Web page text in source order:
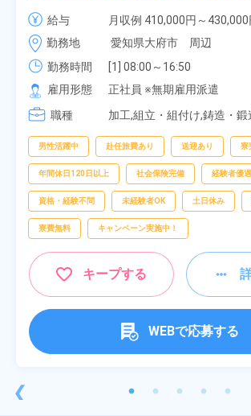
❮
給・業績賞与あり！組立や塗装など自
種作業！《愛知県大府市》
給与
月収例 410,000円～430,000
月給 277,000円～277,000円
勤務地
愛知県大府市　周辺
勤務時間
[1] 08:00～16:50
[2] 06:25～15:10
[3] 17:05～01:50
雇用形態
正社員 ※無期雇用派遣
職種
加工,組立・組付け,鋳造・鍛
男性活躍中 赴任旅費あり 送迎あり 寮
年間休日120日以上 社会保険完備 経験者優遇
資格・経験不問 未経験者OK 土日休み
寮費無料 キャンペーン実施中！
キープする
WEBで応募する